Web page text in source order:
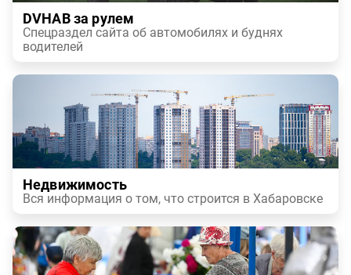
DVHAB за рулем
Спецраздел сайта об автомобилях и буднях
водителей
Недвижимость
Вся информация о том, что строится в Хабаровске